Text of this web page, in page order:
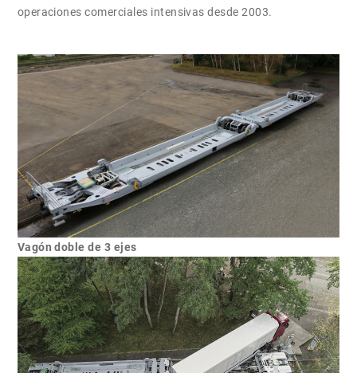
operaciones comerciales intensivas desde 2003.
Vagón doble de 3 ejes